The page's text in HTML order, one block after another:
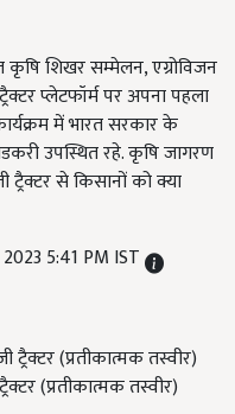
कृषि शिखर सम्मेलन, एग्रोविजन
प्लेटफॉर्म पर अपना पहला
में भारत सरकार के
उपस्थित रहे. कृषि जागरण
से किसानों को क्या
5:41 PM IST
(प्रतीकात्मक तस्वीर)